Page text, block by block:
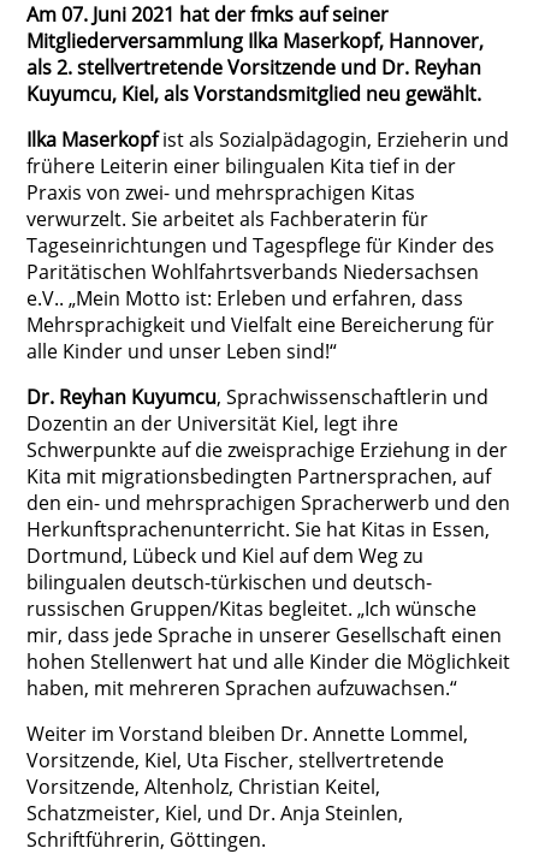
Am 07. Juni 2021 hat der fmks auf seiner
Mitgliederversammlung Ilka Maserkopf, Hannover,
als 2. stellvertretende Vorsitzende und Dr. Reyhan
Kuyumcu, Kiel, als Vorstandsmitglied neu gewählt.
Ilka Maserkopfist als Sozialpädagogin, Erzieherin und
frühere Leiterin einer bilingualen Kita tief in der
Praxis von zwei- und mehrsprachigen Kitas
verwurzelt. Sie arbeitet als Fachberaterin für
Tageseinrichtungen und Tagespflege für Kinder des
Paritätischen Wohlfahrtsverbands Niedersachsen
e.V.. „Mein Motto ist: Erleben und erfahren, dass
Mehrsprachigkeit und Vielfalt eine Bereicherung für
alle Kinder und unser Leben sind!“
Dr. Reyhan Kuyumcu, Sprachwissenschaftlerin und
Dozentin an der Universität Kiel, legt ihre
Schwerpunkte auf die zweisprachige Erziehung in der
Kita mit migrationsbedingten Partnersprachen, auf
den ein- und mehrsprachigen Spracherwerb und den
Herkunftsprachenunterricht. Sie hat Kitas in Essen,
Dortmund, Lübeck und Kiel auf dem Weg zu
bilingualen deutsch-türkischen und deutsch-
russischen Gruppen/Kitas begleitet. „Ich wünsche
mir, dass jede Sprache in unserer Gesellschaft einen
hohen Stellenwert hat und alle Kinder die Möglichkeit
haben, mit mehreren Sprachen aufzuwachsen.“
Weiter im Vorstand bleiben Dr. Annette Lommel,
Vorsitzende, Kiel, Uta Fischer, stellvertretende
Vorsitzende, Altenholz, Christian Keitel,
Schatzmeister, Kiel, und Dr. Anja Steinlen,
Schriftführerin, Göttingen.